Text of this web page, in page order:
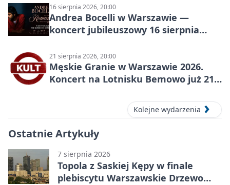
16 sierpnia 2026, 20:00
Andrea Bocelli w Warszawie —
koncert jubileuszowy 16 sierpnia
21 sierpnia 2026, 20:00
Męskie Granie w Warszawie 2026.
Koncert na Lotnisku Bemowo już 21
Kolejne wydarzenia
Ostatnie Artykuły
7 sierpnia 2026
Topola z Saskiej Kępy w finale
plebiscytu Warszawskie Drzewo